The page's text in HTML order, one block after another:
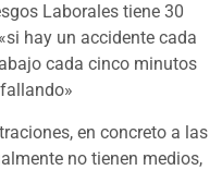
Laborales tiene 30
hay un accidente cada
cada cinco minutos
en concreto a las
no tienen medios,